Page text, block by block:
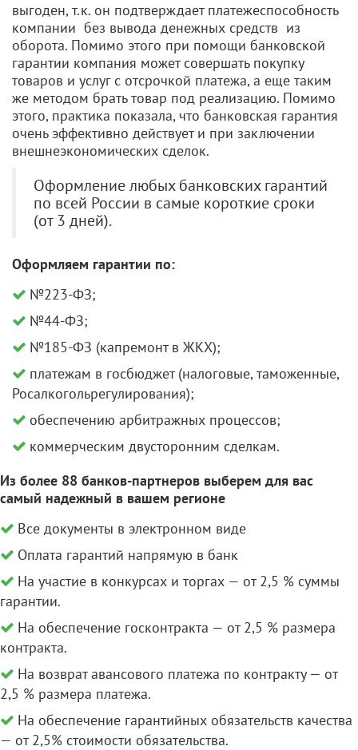
выгоден, т.к. он подтверждает платежеспособность
компании без вывода денежных средств из
оборота. Помимо этого при помощи банковской
гарантии компания может совершать покупку
товаров и услуг с отсрочкой платежа, а еще таким
же методом брать товар под реализацию. Помимо
этого, практика показала, что банковская гарантия
очень эффективно действует и при заключении
внешнеэкономических сделок.
Оформление любых банковских гарантий
по всей России в самые короткие сроки
(от 3 дней).
Оформляем гарантии по:
№223-ФЗ;
№44-ФЗ;
№185-ФЗ (капремонт в ЖКХ);
платежам в госбюджет (налоговые, таможенные,
Росалкогольрегулирования);
обеспечению арбитражных процессов;
коммерческим двусторонним сделкам.
Из более 88 банков-партнеров выберем для вас
самый надежный в вашем регионе
Все документы в электронном виде
Оплата гарантий напрямую в банк
На участие в конкурсах и торгах — от 2,5 % суммы
гарантии.
На обеспечение госконтракта — от 2,5 % размера
контракта.
На возврат авансового платежа по контракту — от
2,5 % размера платежа.
На обеспечение гарантийных обязательств качества
— от 2,5% стоимости обязательства.